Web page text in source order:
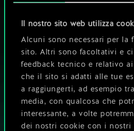
Il nostro sito web utilizza
Alcuni sono necessari per la
sito. Altri sono facoltativi e
feedback tecnico e relativo
che il sito si adatti alle tue
a raggiungerti, ad esempio
media, con qualcosa che
interessante, a volte
dei nostri cookie con i nostri
GIOCA
Questo titolo offre acquisti
GIOCA ANCHE SU